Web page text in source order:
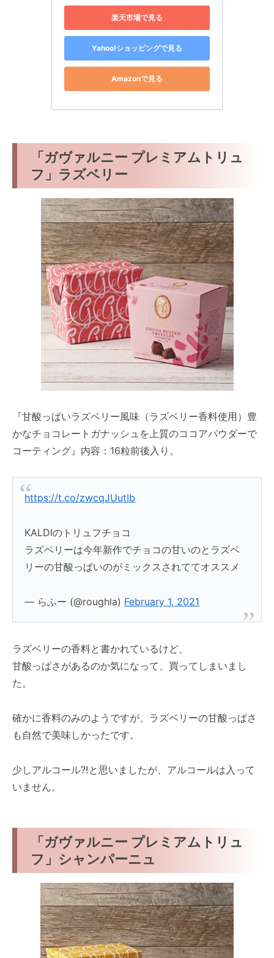
楽天市場で見る
Yahoo!ショッピングで見る
Amazonで見る
「ガヴァルニー プレミアムトリュ
フ」ラズベリー
『甘酸っぱいラズベリー風味（ラズベリー香料使用）豊
かなチョコレートガナッシュを上質のココアパウダーで
コーティング』内容：16粒前後入り。
https://t.co/zwcqJUutIb
KALDIのトリュフチョコ
ラズベリーは今年新作でチョコの甘いのとラズベ
リーの甘酸っぱいのがミックスされててオススメ
— らふー (@roughla) February 1, 2021
ラズベリーの香料と書かれているけど、
甘酸っぱさがあるのか気になって、買ってしまいまし
た。
確かに香料のみのようですが、ラズベリーの甘酸っぱさ
も自然で美味しかったです。
少しアルコール⁈と思いましたが、アルコールは入って
いません。
「ガヴァルニー プレミアムトリュ
フ」シャンパーニュ